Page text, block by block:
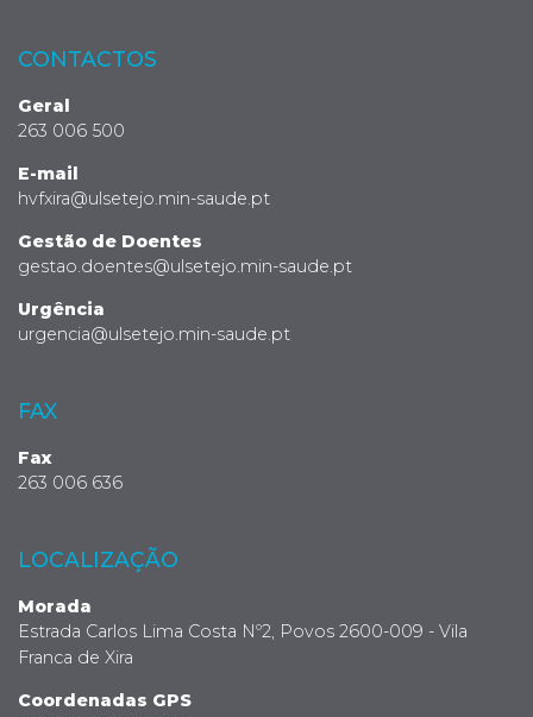
CONTACTOS
Geral
263 006 500
E-mail
hvfxira@ulsetejo.min-saude.pt
Gestão de Doentes
gestao.doentes@ulsetejo.min-saude.pt
Urgência
urgencia@ulsetejo.min-saude.pt
FAX
Fax
263 006 636
LOCALIZAÇÃO
Morada
Estrada Carlos Lima Costa Nº2, Povos 2600-009 - Vila
Franca de Xira
Coordenadas GPS